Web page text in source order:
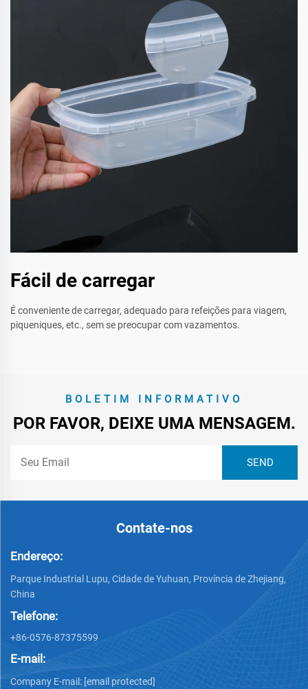
Fácil de carregar
É conveniente de carregar, adequado para refeições para viagem,
piqueniques, etc., sem se preocupar com vazamentos.
BOLETIM INFORMATIVO
POR FAVOR, DEIXE UMA MENSAGEM.
Contate-nos
Endereço:
Parque Industrial Lupu, Cidade de Yuhuan, Província de Zhejiang,
China
Telefone:
+86-0576-87375599
E-mail:
Company E-mail: [email protected]